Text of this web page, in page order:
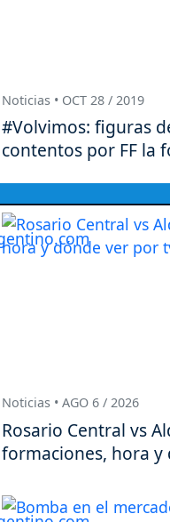
Noticias • OCT 28 / 2019
#Volvimos: figuras
contentos por FF la
Noticias • AGO 6 / 2026
Rosario Central vs
formaciones, hora